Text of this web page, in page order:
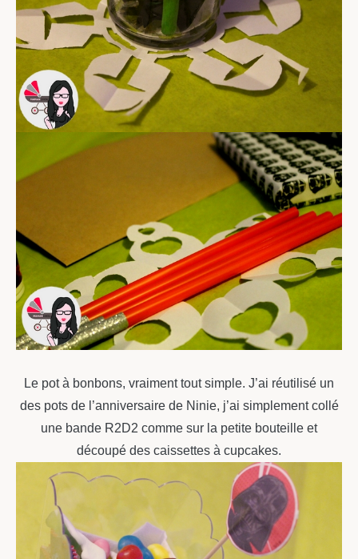
Le pot à bonbons, vraiment tout simple. J’ai réutilisé un
des pots de l’anniversaire de Ninie, j’ai simplement collé
une bande R2D2 comme sur la petite bouteille et
découpé des caissettes à cupcakes.